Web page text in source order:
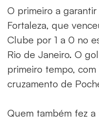
O primeiro a
Fortaleza, que
Clube por 1 a 0 no
Rio de Janeiro. O
primeiro tempo,
cruzamento de
Quem também fez